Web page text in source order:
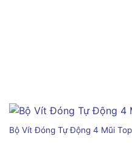
Bộ Vít Đóng Tự Động 4 Mũi